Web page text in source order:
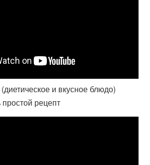
и вкусное блюдо)
рецепт